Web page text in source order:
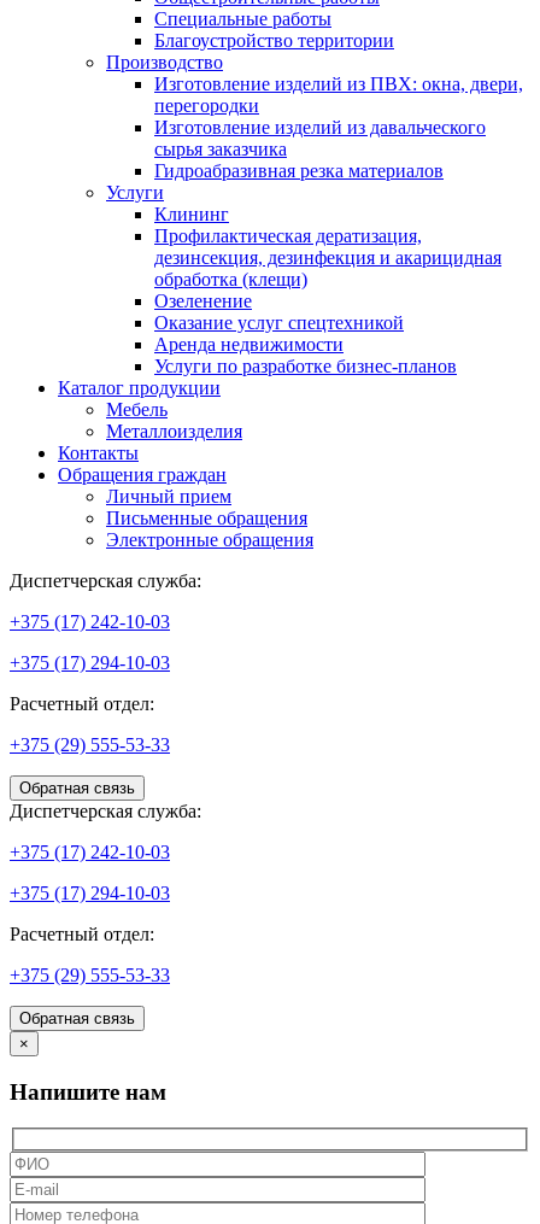
Специальные работы
Благоустройство территории
Производство
Изготовление изделий из ПВХ: окна, двери,
перегородки
Изготовление изделий из давальческого
сырья заказчика
Гидроабразивная резка материалов
Услуги
Клининг
Профилактическая дератизация,
дезинсекция, дезинфекция и акарицидная
обработка (клещи)
Озеленение
Оказание услуг спецтехникой
Аренда недвижимости
Услуги по разработке бизнес-планов
Каталог продукции
Мебель
Металлоизделия
Контакты
Обращения граждан
Личный прием
Письменные обращения
Электронные обращения
Диспетчерская служба:
+375 (17) 242-10-03
+375 (17) 294-10-03
Расчетный отдел:
+375 (29) 555-53-33
Обратная связь
Диспетчерская служба:
+375 (17) 242-10-03
+375 (17) 294-10-03
Расчетный отдел:
+375 (29) 555-53-33
Обратная связь
×
Напишите нам